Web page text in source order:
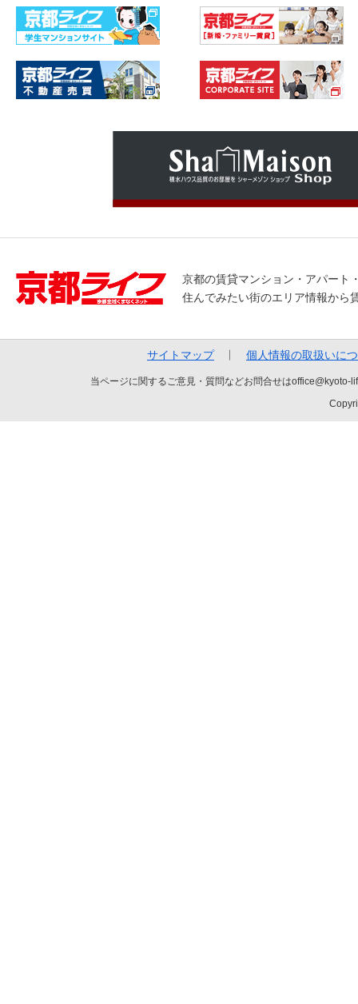
京都の賃貸マンション・アパート
住んでみたい街のエリア情報から
サイトマップ 個人情報の取扱いに
当ページに関するご意見・質問などお問合せは